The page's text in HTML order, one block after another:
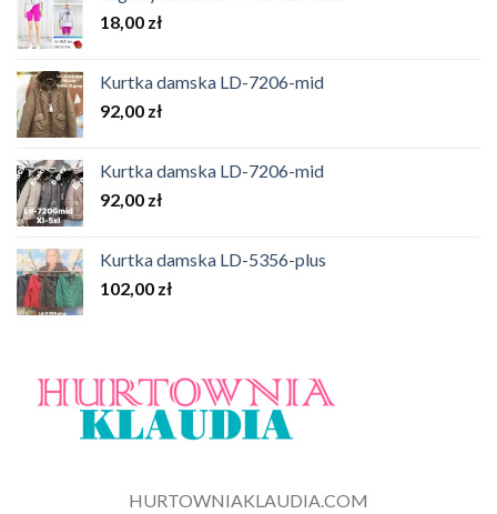
18,00 zł
Kurtka damska LD-7206-mid
92,00 zł
Kurtka damska LD-7206-mid
92,00 zł
Kurtka damska LD-5356-plus
102,00 zł
HURTOWNIAKLAUDIA.COM